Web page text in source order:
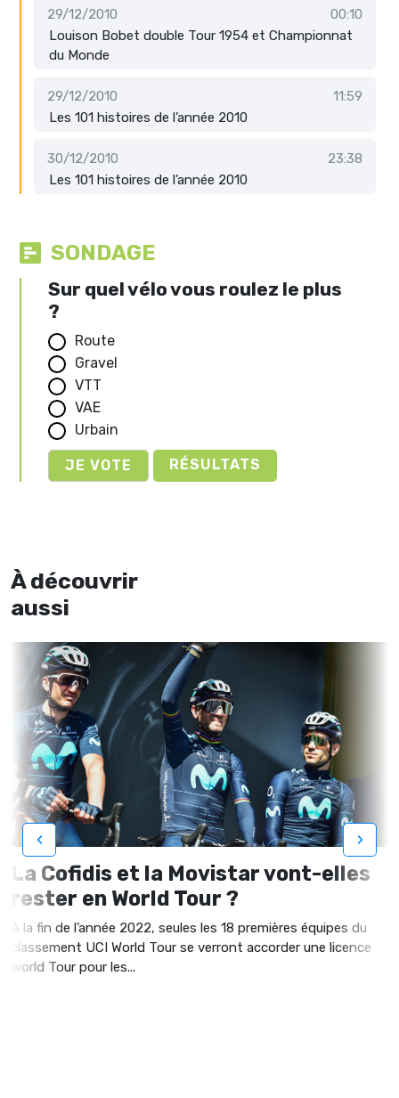
29/12/2010
00:10
Louison Bobet double Tour 1954 et Championnat
du Monde
29/12/2010
11:59
Les 101 histoires de l’année 2010
30/12/2010
23:38
Les 101 histoires de l’année 2010
SONDAGE
Sur quel vélo vous roulez le plus
?
Route
Gravel
VTT
VAE
Urbain
RÉSULTATS
À découvrir
aussi
La Cofidis et la Movistar vont-elles
rester en World Tour ?
À la fin de l’année 2022, seules les 18 premières équipes du
classement UCI World Tour se verront accorder une licence
world Tour pour les...
‹ ›